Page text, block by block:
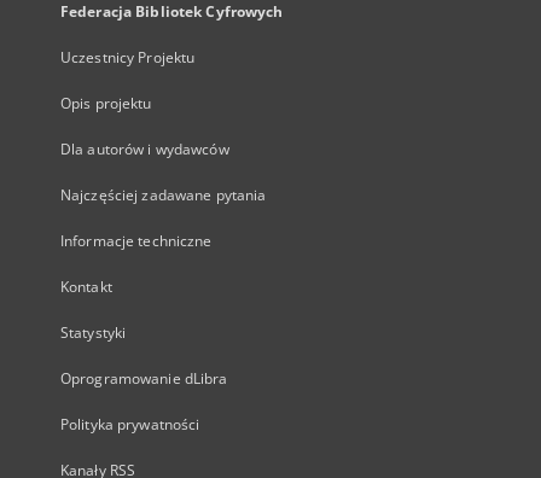
Federacja Bibliotek Cyfrowych
Uczestnicy Projektu
Opis projektu
Dla autorów i wydawców
Najczęściej zadawane pytania
Informacje techniczne
Kontakt
Statystyki
Oprogramowanie dLibra
Polityka prywatności
Kanały RSS